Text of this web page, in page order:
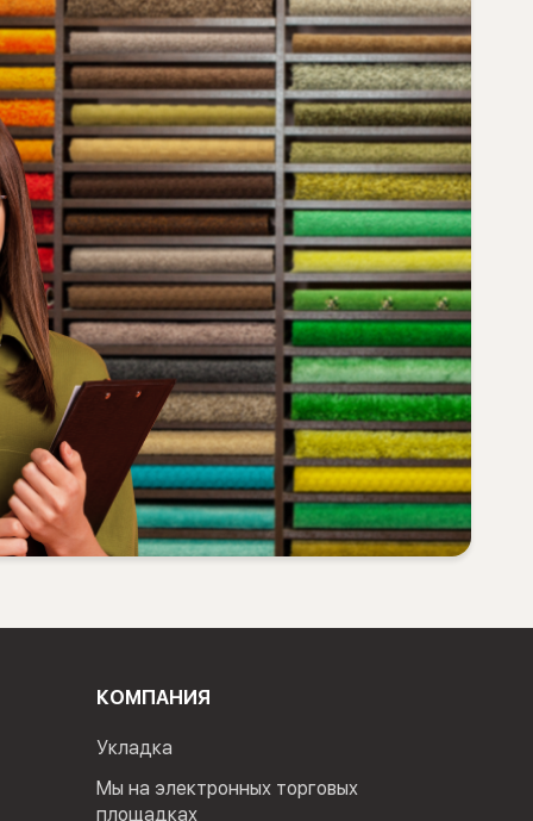
КОМПАНИЯ
Укладка
Мы на электронных торговых
площадках